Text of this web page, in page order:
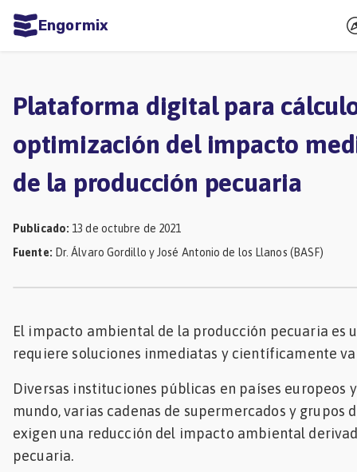
Engormix
Agricultura
Balanceados
Avicultura
Lechería
Micotoxinas
Porcicultura
Plataforma digital para
optimización del impacto
de la producción pecuaria
Publicado: 13 de octubre de 2021
Fuente: Dr. Álvaro Gordillo y José Antonio de los Llanos (BASF)
El impacto ambiental de la producción pecuaria es
requiere soluciones inmediatas y científicamente
Diversas instituciones públicas en países europeos
mundo, varias cadenas de supermercados y grupos
exigen una reducción del impacto ambiental
pecuaria.